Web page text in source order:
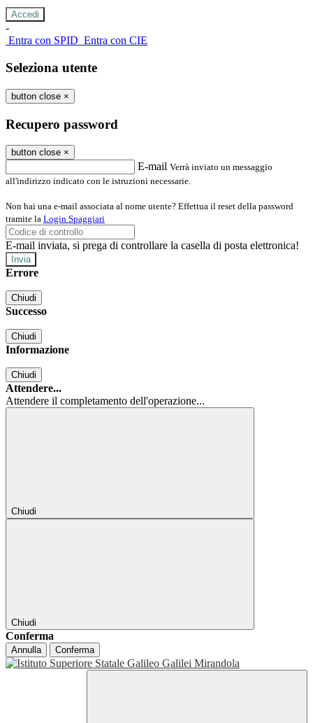
-
Entra con SPID Entra con CIE
Seleziona utente
button close ×
Recupero password
button close ×
E-mail Verrà inviato un messaggio
all'indirizzo indicato con le istruzioni necessarie.
Non hai una e-mail associata al nome utente? Effettua il reset della password
tramite la Login Spaggiari
E-mail inviata, si prega di controllare la casella di posta elettronica!
Errore
Chiudi
Successo
Chiudi
Informazione
Chiudi
Attendere...
Attendere il completamento dell'operazione...
Chiudi
Chiudi
Conferma
Annulla Conferma